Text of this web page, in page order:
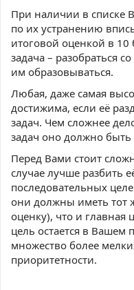
При наличии в списке
по их устранению
итоговой оценкой в
задача – разобраться
им образовываться.
Любая, даже самая
достижима, если её
задач. Чем сложнее
задач оно должно быть
Перед Вами стоит
случае лучше разбить
последовательных
они должны иметь тот
оценку), что и главная
цель остается в Вашем
множество более
приоритетности.